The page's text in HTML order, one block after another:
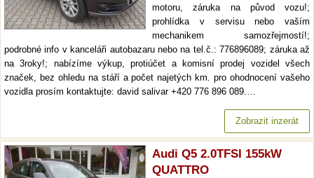
motoru, záruka na původ vozu!;
prohlídka v servisu nebo vaším
mechanikem samozřejmostí!;
podrobné info v kanceláři autobazaru nebo na tel.č.: 776896089; záruka až
na 3roky!; nabízíme výkup, protiúčet a komisní prodej vozidel všech
značek, bez ohledu na stáří a počet najetých km. pro ohodnocení vašeho
vozidla prosím kontaktujte: david salivar +420 776 896 089.…
Zobrazit inzerát
Audi Q5 2.0TFSI 155kW
QUATTRO